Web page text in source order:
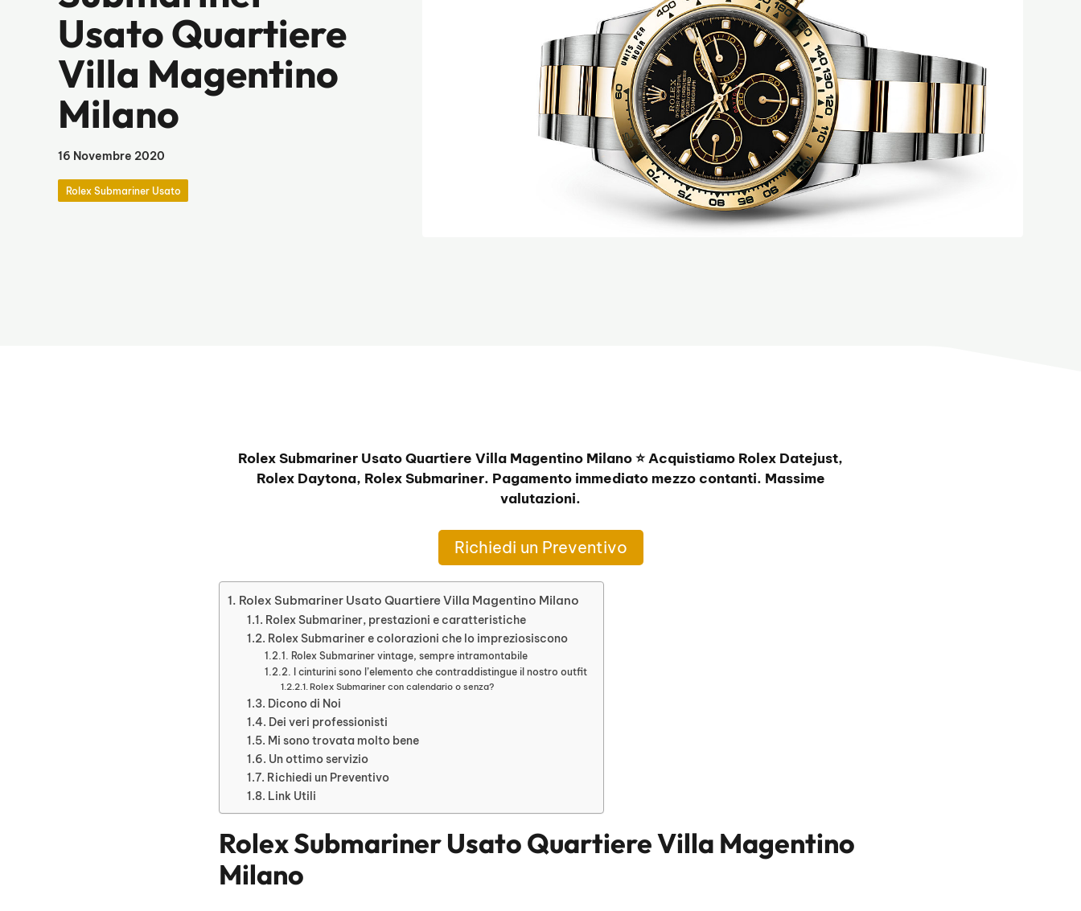
Usato Quartiere
Villa Magentino
Milano
16 Novembre 2020
Rolex Submariner Usato
Rolex Submariner Usato Quartiere Villa Magentino Milano ⭐ Acquistiamo Rolex Datejust,
Rolex Daytona, Rolex Submariner. Pagamento immediato mezzo contanti. Massime
valutazioni.
Richiedi un Preventivo
Rolex Submariner Usato Quartiere Villa Magentino Milano
Rolex Submariner, prestazioni e caratteristiche
Rolex Submariner e colorazioni che lo impreziosiscono
Rolex Submariner vintage, sempre intramontabile
I cinturini sono l’elemento che contraddistingue il nostro outfit
Rolex Submariner con calendario o senza?
Dicono di Noi
Dei veri professionisti
Mi sono trovata molto bene
Un ottimo servizio
Richiedi un Preventivo
Link Utili
Rolex Submariner Usato Quartiere Villa Magentino
Milano